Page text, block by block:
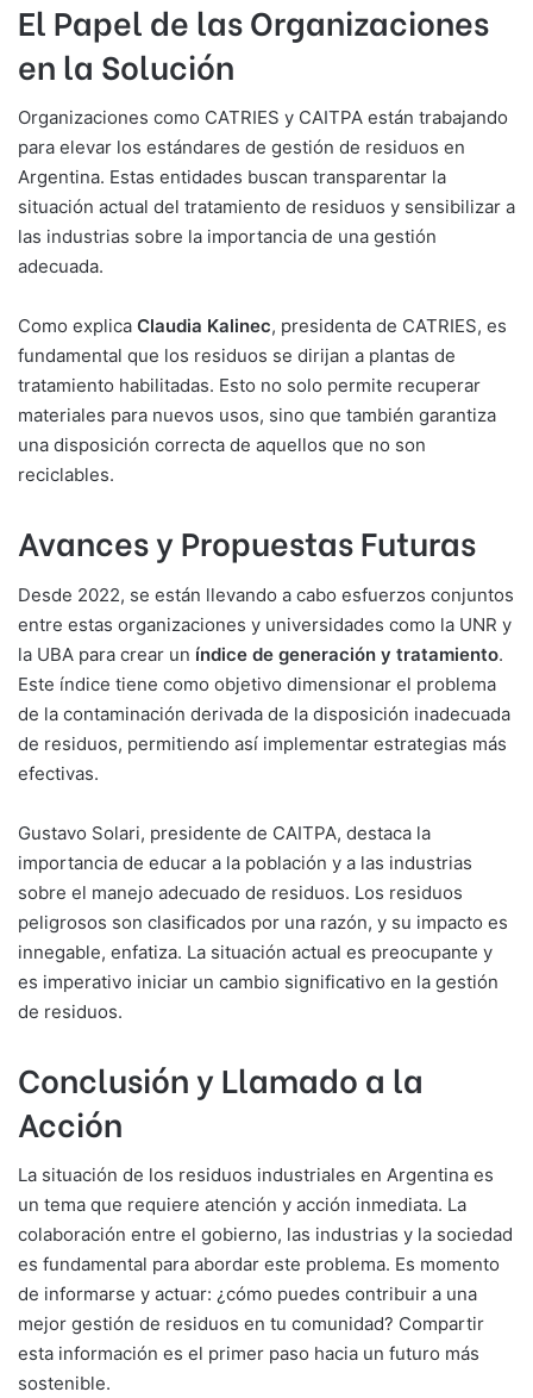
El Papel de las Organizaciones
en la Solución
Organizaciones como CATRIES y CAITPA están trabajando
para elevar los estándares de gestión de residuos en
Argentina. Estas entidades buscan transparentar la
situación actual del tratamiento de residuos y sensibilizar a
las industrias sobre la importancia de una gestión
adecuada.
Como explica Claudia Kalinec, presidenta de CATRIES, es
fundamental que los residuos se dirijan a plantas de
tratamiento habilitadas. Esto no solo permite recuperar
materiales para nuevos usos, sino que también garantiza
una disposición correcta de aquellos que no son
reciclables.
Avances y Propuestas Futuras
Desde 2022, se están llevando a cabo esfuerzos conjuntos
entre estas organizaciones y universidades como la UNR y
la UBA para crear un índice de generación y tratamiento.
Este índice tiene como objetivo dimensionar el problema
de la contaminación derivada de la disposición inadecuada
de residuos, permitiendo así implementar estrategias más
efectivas.
Gustavo Solari, presidente de CAITPA, destaca la
importancia de educar a la población y a las industrias
sobre el manejo adecuado de residuos. Los residuos
peligrosos son clasificados por una razón, y su impacto es
innegable, enfatiza. La situación actual es preocupante y
es imperativo iniciar un cambio significativo en la gestión
de residuos.
Conclusión y Llamado a la
Acción
La situación de los residuos industriales en Argentina es
un tema que requiere atención y acción inmediata. La
colaboración entre el gobierno, las industrias y la sociedad
es fundamental para abordar este problema. Es momento
de informarse y actuar: ¿cómo puedes contribuir a una
mejor gestión de residuos en tu comunidad? Compartir
esta información es el primer paso hacia un futuro más
sostenible.